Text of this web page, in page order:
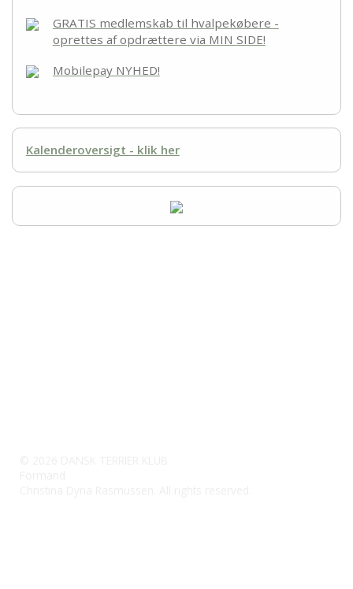
GRATIS medlemskab til hvalpekøbere -
oprettes af opdrættere via MIN SIDE!
Mobilepay NYHED!
Kalenderoversigt - klik her